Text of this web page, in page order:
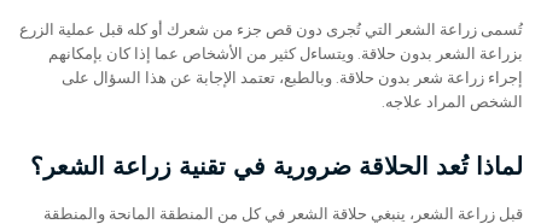
تُسمى زراعة الشعر التي تُجرى دون قص جزء من شعرك أو كله قبل عملية الزرع
بزراعة الشعر بدون حلاقة. ويتساءل كثير من الأشخاص عما إذا كان بإمكانهم
إجراء زراعة شعر بدون حلاقة. وبالطبع، تعتمد الإجابة عن هذا السؤال على
الشخص المراد علاجه.
لماذا تُعد الحلاقة ضرورية في تقنية زراعة الشعر؟
قبل زراعة الشعر، ينبغي حلاقة الشعر في كل من المنطقة المانحة والمنطقة